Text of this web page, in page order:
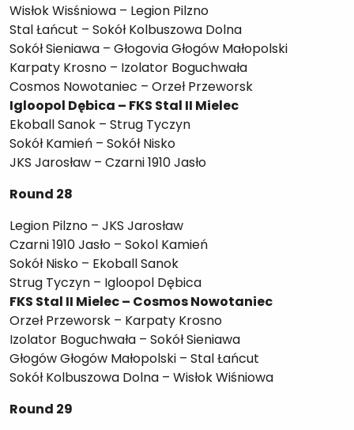
Wisłok Wisśniowa – Legion Pilzno
Stal Łańcut – Sokół Kolbuszowa Dolna
Sokół Sieniawa – Głogovia Głogów Małopolski
Karpaty Krosno – Izolator Boguchwała
Cosmos Nowotaniec – Orzeł Przeworsk
Igloopol Dębica – FKS Stal II Mielec
Ekoball Sanok – Strug Tyczyn
Sokół Kamień – Sokół Nisko
JKS Jarosław – Czarni 1910 Jasło
Round 28
Legion Pilzno – JKS Jarosław
Czarni 1910 Jasło – Sokol Kamień
Sokół Nisko – Ekoball Sanok
Strug Tyczyn – Igloopol Dębica
FKS Stal II Mielec – Cosmos Nowotaniec
Orzeł Przeworsk – Karpaty Krosno
Izolator Boguchwała – Sokół Sieniawa
Głogów Głogów Małopolski – Stal Łańcut
Sokół Kolbuszowa Dolna – Wisłok Wiśniowa
Round 29